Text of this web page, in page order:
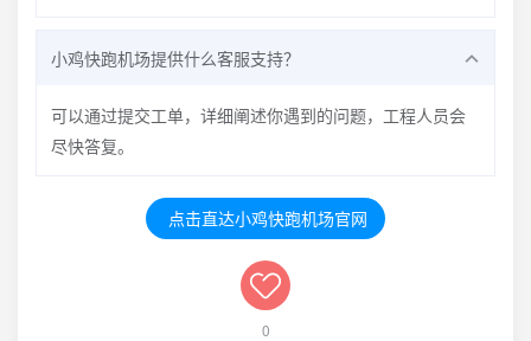
小鸡快跑机场提供什么客服支持？
可以通过提交工单，详细阐述你遇到的问题，工程人员会
尽快答复。
点击直达小鸡快跑机场官网
0